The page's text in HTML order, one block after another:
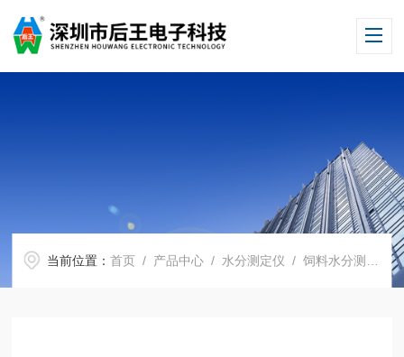
当前位置：首页 / 产品中心 / 水分测定仪 /饲料水分测定仪 /